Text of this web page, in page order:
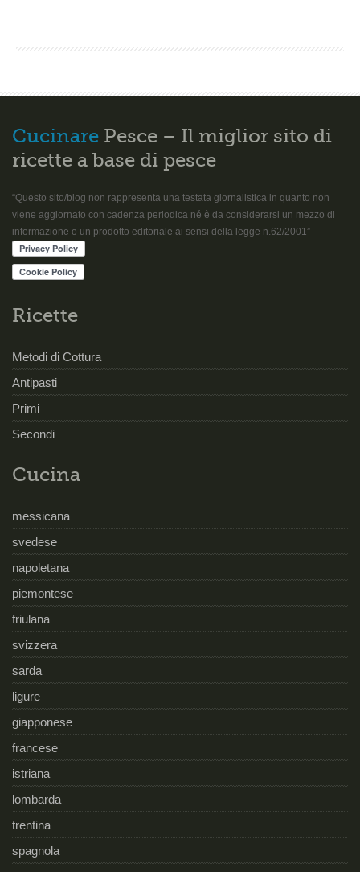
Cucinare Pesce – Il miglior sito di
ricette a base di pesce
“Questo sito/blog non rappresenta una testata giornalistica in quanto non
viene aggiornato con cadenza periodica né è da considerarsi un mezzo di
informazione o un prodotto editoriale ai sensi della legge n.62/2001”
Ricette
Metodi di Cottura
Antipasti
Primi
Secondi
Cucina
messicana
svedese
napoletana
piemontese
friulana
svizzera
sarda
ligure
giapponese
francese
istriana
lombarda
trentina
spagnola